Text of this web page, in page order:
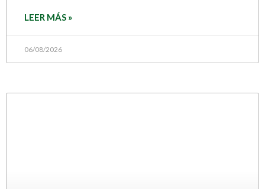
LEER MÁS »
06/08/2026